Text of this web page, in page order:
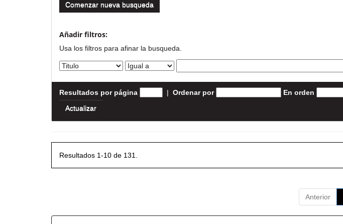
Comenzar nueva busqueda
Añadir filtros:
Usa los filtros para afinar la busqueda.
Resultados por página | Ordenar por En orden
Resultados 1-10 de 131.
Anterior